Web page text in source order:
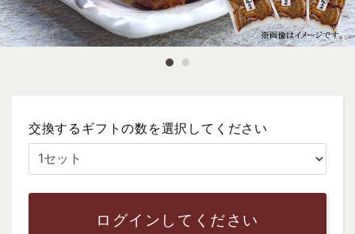
交換するギフトの数を選択してください
ログインしてください